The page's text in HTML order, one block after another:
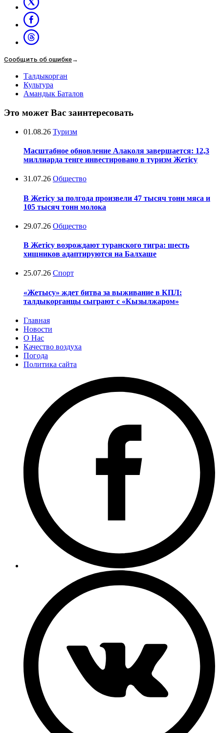
Сообщить об ошибке→
Талдыкорган
Культура
Амандык Баталов
Это может Вас заинтересовать
01.08.26 Туризм
Масштабное обновление Алаколя завершается: 12,3
миллиарда тенге инвестировано в туризм Жетісу
31.07.26 Общество
В Жетісу за полгода произвели 47 тысяч тонн мяса и
105 тысяч тонн молока
29.07.26 Общество
В Жетісу возрождают туранского тигра: шесть
хищников адаптируются на Балхаше
25.07.26 Спорт
«Жетысу» ждет битва за выживание в КПЛ:
талдыкорганцы сыграют с «Кызылжаром»
Главная
Новости
О Нас
Качество воздуха
Погода
Политика сайта